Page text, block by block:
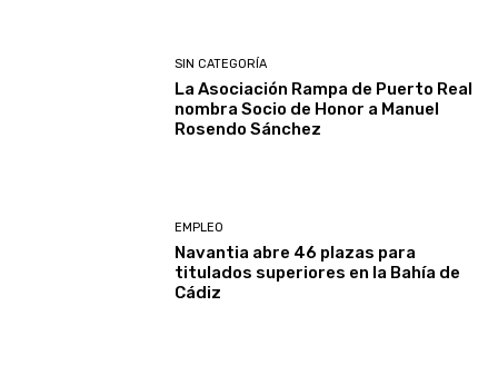
SIN CATEGORÍA
La Asociación Rampa de Puerto Real
nombra Socio de Honor a Manuel
Rosendo Sánchez
EMPLEO
Navantia abre 46 plazas para
titulados superiores en la Bahía de
Cádiz